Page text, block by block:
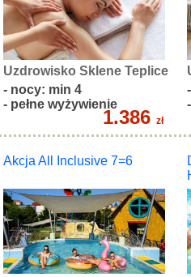
Uzdrowisko Sklene Teplice
- nocy: min 4
- pełne wyżywienie
1.386 zł
Akcja All Inclusive 7=6